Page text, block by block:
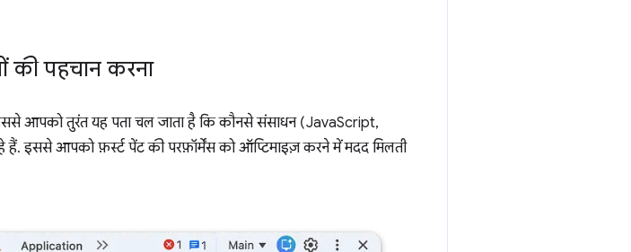
की पहचान करना
आपको तुरंत यह पता चल जाता है कि कौनसे संसाधन (JavaScript,
इससे आपको फ़र्स्ट पेंट की परफ़ॉर्मेंस को ऑप्टिमाइज़ करने में मदद मिलती